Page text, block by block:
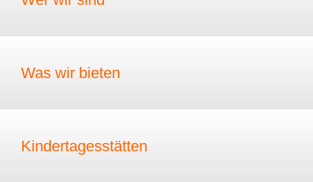
Was wir bieten
Kindertagesstätten